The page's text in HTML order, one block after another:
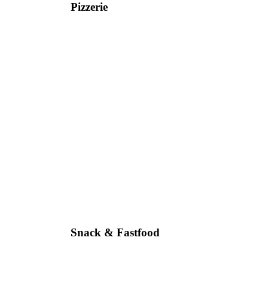
Pizzerie
Snack & Fastfood